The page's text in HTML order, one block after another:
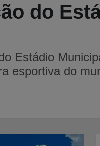
do
Estádio
esportiva do